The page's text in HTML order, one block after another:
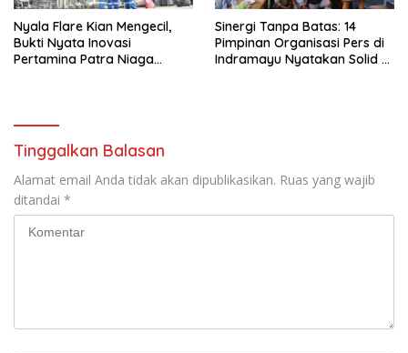
Nyala Flare Kian Mengecil,
Bukti Nyata Inovasi
Pertamina Patra Niaga
Sinergi Tanpa Batas: 14
Pimpinan Organisasi Pers di
Indramayu Nyatakan Solid di
Tinggalkan Balasan
Alamat email Anda tidak akan dipublikasikan. Ruas yang wajib
ditandai *